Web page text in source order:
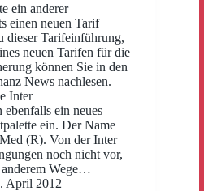
ein anderer
einen neuen Tarif
Tarifeinführung,
neuen Tarifen für die
können Sie in den
News nachlesen.
Inter
ein neues
ein. Der Name
(R). Von der Inter
noch nicht vor,
anderem Wege…
April 2012